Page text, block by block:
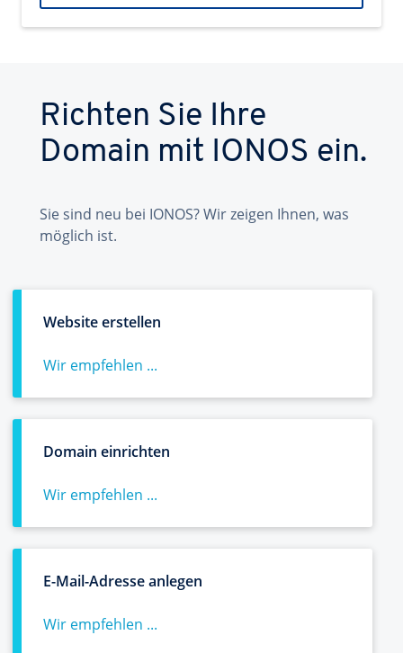
Richten Sie Ihre
Domain mit IONOS ein.
Sie sind neu bei IONOS? Wir zeigen Ihnen, was
möglich ist.
Website erstellen
Wir empfehlen ...
Domain einrichten
Wir empfehlen ...
E-Mail-Adresse anlegen
Wir empfehlen ...